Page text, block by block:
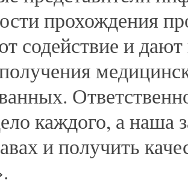
прохождения
содействие и
каждого, а наша
и получить